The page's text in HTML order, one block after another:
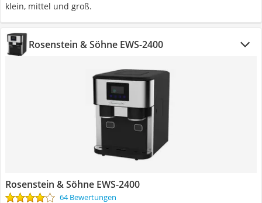
klein, mittel und groß.
Rosenstein & Söhne EWS-2400
Rosenstein & Söhne EWS-2400
64 Bewertungen